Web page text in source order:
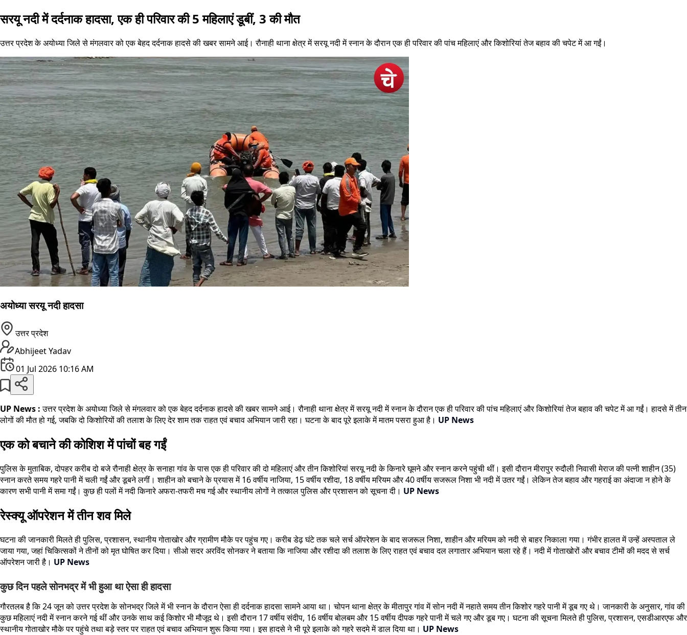
सरयू नदी में दर्दनाक हादसा, एक ही परिवार की 5 महिलाएं डूबीं, 3 की मौत
उत्तर प्रदेश के अयोध्या जिले से मंगलवार को एक बेहद दर्दनाक हादसे की खबर सामने आई। रौनाही थाना क्षेत्र में सरयू नदी में स्नान के दौरान एक ही परिवार की पांच महिलाएं और किशोरियां तेज बहाव की चपेट में आ गईं।
अयोध्या सरयू नदी हादसा
उत्तर प्रदेश
Abhijeet Yadav
01 Jul 2026 10:16 AM
UP News :उत्तर प्रदेश के अयोध्या जिले से मंगलवार को एक बेहद दर्दनाक हादसे की खबर सामने आई। रौनाही थाना क्षेत्र में सरयू नदी में स्नान के दौरान एक ही परिवार की पांच महिलाएं और किशोरियां तेज बहाव की चपेट में आ गईं। हादसे में तीन
लोगों की मौत हो गई, जबकि दो किशोरियों की तलाश के लिए देर शाम तक राहत एवं बचाव अभियान जारी रहा। घटना के बाद पूरे इलाके में मातम पसरा हुआ है। UP News
एक को बचाने की कोशिश में पांचों बह गईं
पुलिस के मुताबिक, दोपहर करीब दो बजे रौनाही क्षेत्र के सनाहा गांव के पास एक ही परिवार की दो महिलाएं और तीन किशोरियां सरयू नदी के किनारे घूमने और स्नान करने पहुंची थीं। इसी दौरान मीरापुर रुदौली निवासी मेराज की पत्नी शाहीन (35)
स्नान करते समय गहरे पानी में चली गईं और डूबने लगीं। शाहीन को बचाने के प्रयास में 16 वर्षीय नाजिया, 15 वर्षीय रशीदा, 18 वर्षीय मरियम और 40 वर्षीय सजरूल निशा भी नदी में उतर गईं। लेकिन तेज बहाव और गहराई का अंदाजा न होने के
कारण सभी पानी में समा गईं। कुछ ही पलों में नदी किनारे अफरा-तफरी मच गई और स्थानीय लोगों ने तत्काल पुलिस और प्रशासन को सूचना दी। UP News
रेस्क्यू ऑपरेशन में तीन शव मिले
घटना की जानकारी मिलते ही पुलिस, प्रशासन, स्थानीय गोताखोर और ग्रामीण मौके पर पहुंच गए। करीब डेढ़ घंटे तक चले सर्च ऑपरेशन के बाद सजरूल निशा, शाहीन और मरियम को नदी से बाहर निकाला गया। गंभीर हालत में उन्हें अस्पताल ले
जाया गया, जहां चिकित्सकों ने तीनों को मृत घोषित कर दिया। सीओ सदर अरविंद सोनकर ने बताया कि नाजिया और रशीदा की तलाश के लिए राहत एवं बचाव दल लगातार अभियान चला रहे हैं। नदी में गोताखोरों और बचाव टीमों की मदद से सर्च
ऑपरेशन जारी है। UP News
कुछ दिन पहले सोनभद्र में भी हुआ था ऐसा ही हादसा
गौरतलब है कि 24 जून को उत्तर प्रदेश के सोनभद्र जिले में भी स्नान के दौरान ऐसा ही दर्दनाक हादसा सामने आया था। चोपन थाना क्षेत्र के मीतापुर गांव में सोन नदी में नहाते समय तीन किशोर गहरे पानी में डूब गए थे। जानकारी के अनुसार, गांव की
कुछ महिलाएं नदी में स्नान करने गई थीं और उनके साथ कई किशोर भी मौजूद थे। इसी दौरान 17 वर्षीय संदीप, 16 वर्षीय बोलबम और 15 वर्षीय दीपक गहरे पानी में चले गए और डूब गए। घटना की सूचना मिलते ही पुलिस, प्रशासन, एसडीआरएफ और
स्थानीय गोताखोर मौके पर पहुंचे तथा बड़े स्तर पर राहत एवं बचाव अभियान शुरू किया गया। इस हादसे ने भी पूरे इलाके को गहरे सदमे में डाल दिया था। UP News